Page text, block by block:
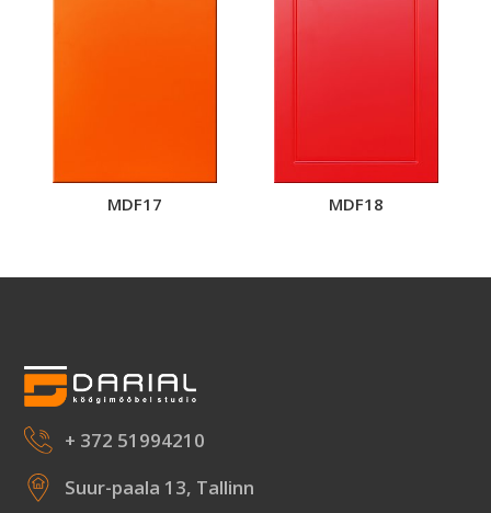
MDF17 MDF18
+ 372 51994210
Suur-paala 13, Tallinn